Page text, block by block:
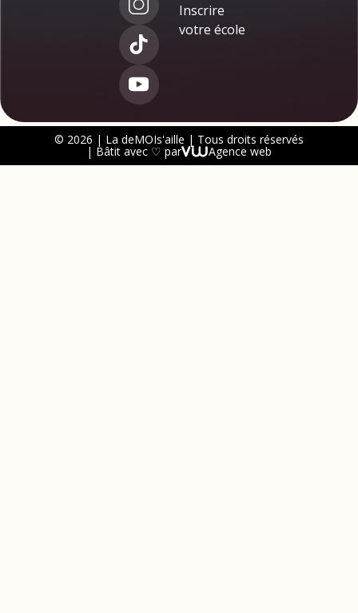
Inscrire
votre école
© 2026 | La deMOIs'aille | Tous droits réservés
| Bâtit avec ♡ par Agence web